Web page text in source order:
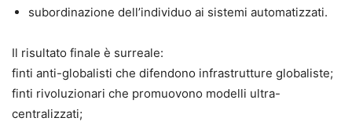
subordinazione dell’individuo ai sistemi automatizzati.
Il risultato finale è surreale:
finti anti-globalisti che difendono infrastrutture globaliste;
finti rivoluzionari che promuovono modelli ultra-
centralizzati;